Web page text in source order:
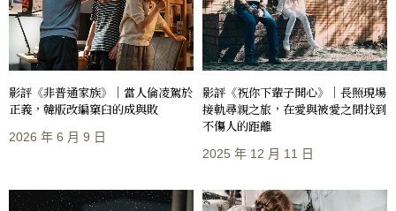
影評《非普通家族》｜當人倫凌駕於
正義，韓版改編窠臼的成與敗
2026 年 6 月 9 日
影評《祝你下輩子開心》｜長照現場
接軌尋親之旅，在愛與被愛之間找到
不傷人的距離
2025 年 12 月 11 日